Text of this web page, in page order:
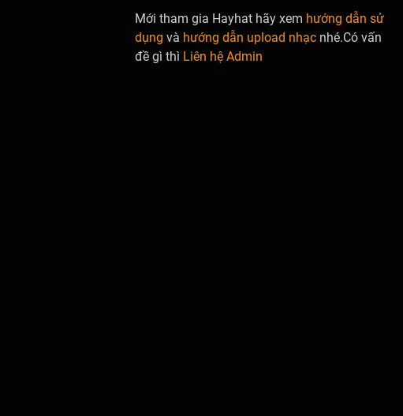
Mới tham gia Hayhat hãy xem hướng dẫn sử
dụng và hướng dẫn upload nhạc nhé.Có vấn
đề gì thì Liên hệ Admin